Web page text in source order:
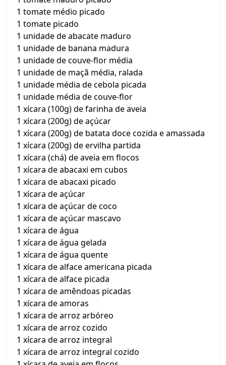
1 tomate médio picado
1 tomate picado
1 unidade de abacate maduro
1 unidade de banana madura
1 unidade de couve-flor média
1 unidade de maçã média, ralada
1 unidade média de cebola picada
1 unidade média de couve-flor
1 xícara (100g) de farinha de aveia
1 xícara (200g) de açúcar
1 xícara (200g) de batata doce cozida e amassada
1 xícara (200g) de ervilha partida
1 xícara (chá) de aveia em flocos
1 xícara de abacaxi em cubos
1 xícara de abacaxi picado
1 xícara de açúcar
1 xícara de açúcar de coco
1 xícara de açúcar mascavo
1 xícara de água
1 xícara de água gelada
1 xícara de água quente
1 xícara de alface americana picada
1 xícara de alface picada
1 xícara de amêndoas picadas
1 xícara de amoras
1 xícara de arroz arbóreo
1 xícara de arroz cozido
1 xícara de arroz integral
1 xícara de arroz integral cozido